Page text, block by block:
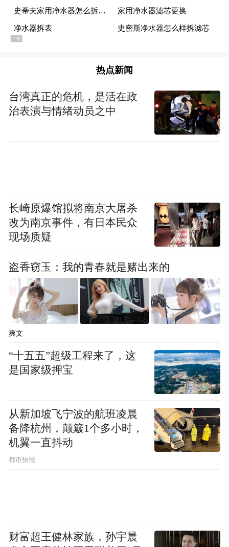
热点新闻
台湾真正的危机，是活在政
治表演与情绪动员之中
长崎原爆馆拟将南京大屠杀
改为南京事件，有日本民众
现场质疑
盗香窃玉：我的青春就是赌出来的
爽文
“十五五”超级工程来了，这
是国家级押宝
从新加坡飞宁波的航班凌晨
备降杭州，颠簸1个多小时，
机翼一直抖动
都市快报
财富超王健林家族，孙宇晨